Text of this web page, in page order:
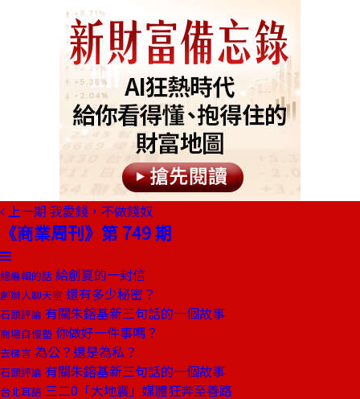
上一期 我愛錢，不做錢奴
《商業周刊》第 749 期
總編輯的話 給創夏的一封信
創辦人聊天室 還有多少秘密？
石頭評論 有關朱鎔基新三句話的一個故事
商場自慢塾 你做好一件事嗎？
去梯言 為公？還是為私？
石頭評論 有關朱鎔基新三句話的一個故事
台北耳語 三二0「大地震」媒體狂奔至善路